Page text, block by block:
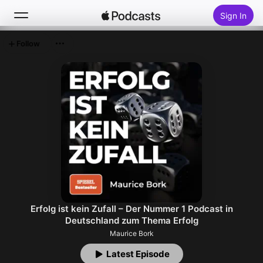
Sign In
Top Charts
Erfolg ist kein Zufall – Der Nummer 1 Podcast in
Deutschland zum Thema Erfolg
Maurice Bork
Latest Episode